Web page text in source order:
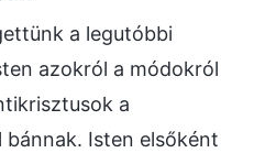
a legutóbbi
azokról a módokról
a
bánnak. Isten elsőként